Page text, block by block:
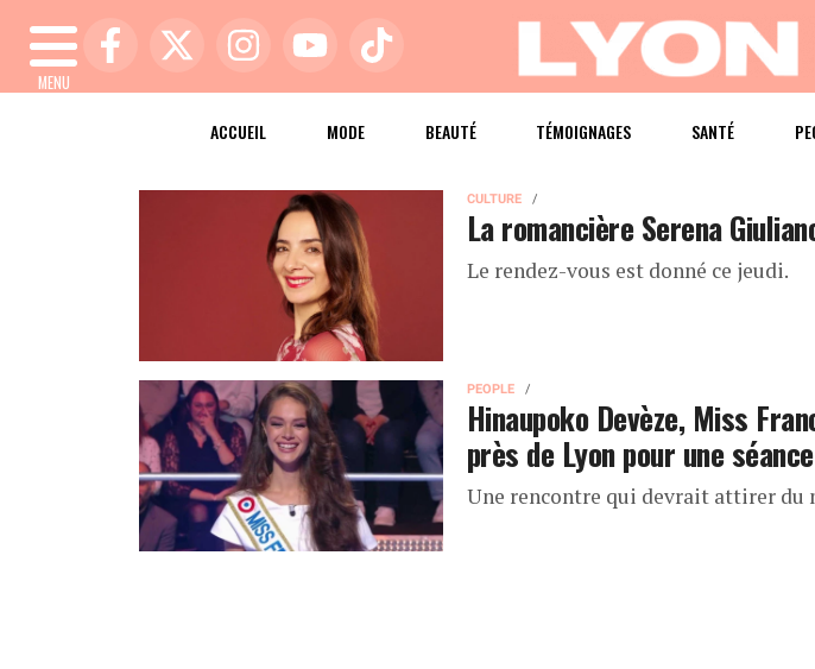
MENU
ACCUEIL MODE BEAUTÉ TÉMOIGNAGES SANTÉ
CULTURE
La romancière Serena
Le rendez-vous est donné ce jeudi.
PEOPLE
Hinaupoko Devèze, Miss
près de Lyon pour une
Une rencontre qui devrait attirer du